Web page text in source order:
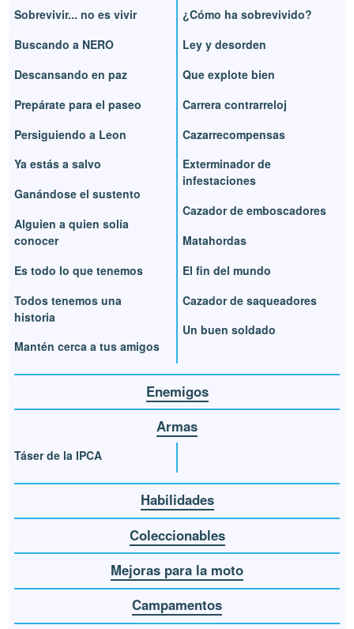
Sobrevivir... no es vivir
Buscando a NERO
Descansando en paz
Prepárate para el paseo
Persiguiendo a Leon
Ya estás a salvo
Ganándose el sustento
Alguien a quien solía
conocer
Es todo lo que tenemos
Todos tenemos una
historia
Mantén cerca a tus amigos
¿Cómo ha sobrevivido?
Ley y desorden
Que explote bien
Carrera contrarreloj
Cazarrecompensas
Exterminador de
infestaciones
Cazador de emboscadores
Matahordas
El fin del mundo
Cazador de saqueadores
Un buen soldado
Enemigos
Armas
Táser de la IPCA
Habilidades
Coleccionables
Mejoras para la moto
Campamentos